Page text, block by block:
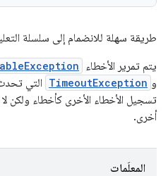
طريقة سهلة للانضمام إلى سلسلة
يتم تمرير الأخطاء
و TimeoutException التي
تسجيل الأخطاء الأخرى كأخطاء ولكن
أخرى.
المعلَمات